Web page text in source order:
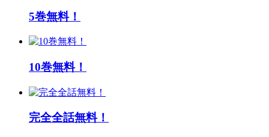
5巻無料！
10巻無料！
完全全話無料！